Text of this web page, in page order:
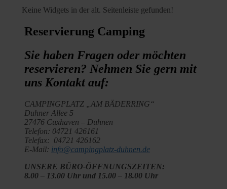
Keine Widgets in der alt. Seitenleiste gefunden!
Reservierung Camping
Sie haben Fragen oder möchten
reservieren? Nehmen Sie gern mit
uns Kontakt auf:
CAMPINGPLATZ „AM BÄDERRING“
Duhner Allee 5
27476 Cuxhaven – Duhnen
Telefon: 04721 426161
Telefax: 04721 426162
E-Mail: info@campingplatz-duhnen.de
UNSERE BÜRO-ÖFFNUNGSZEITEN:
8.00 – 13.00 Uhr und 15.00 – 18.00 Uhr